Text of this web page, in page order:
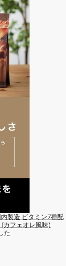
製造 ビタミン7種配
カフェオレ風味)
た